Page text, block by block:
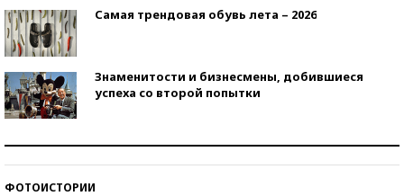
Самая трендовая обувь лета – 2026
Знаменитости и бизнесмены, добившиеся
успеха со второй попытки
ФОТОИСТОРИИ